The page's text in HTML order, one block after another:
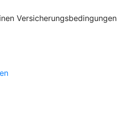
Versicherungsbedingungen